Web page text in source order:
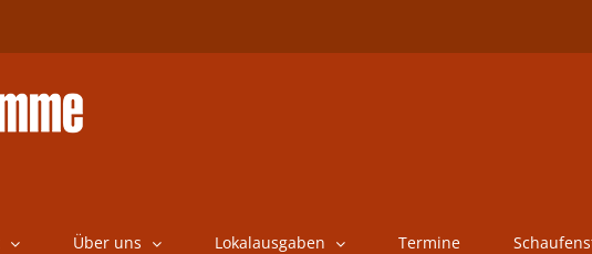
Über uns Lokalausgaben Termine